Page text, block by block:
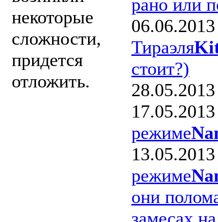
некоторые
сложности,
придется
отложить.
рано или
06.06.2013
Тираэля
стоит?)
28.05.2013
17.05.2013
режиме
13.05.2013
режиме
они
замесах